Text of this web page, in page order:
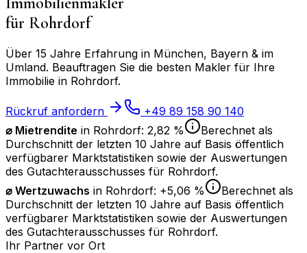
für Rohrdorf
Über 15 Jahre Erfahrung in München, Bayern & im
Umland. Beauftragen Sie die besten Makler für Ihre
Immobilie in Rohrdorf.
Rückruf anfordern
+49 89 158 90 140
⌀ Mietrendite in Rohrdorf: 2,82 %
Berechnet als
Durchschnitt der letzten 10 Jahre auf Basis öffentlich
verfügbarer Marktstatistiken sowie der Auswertungen
des Gutachterausschusses für Rohrdorf.
⌀ Wertzuwachs in Rohrdorf: +5,06 %
Berechnet als
Durchschnitt der letzten 10 Jahre auf Basis öffentlich
verfügbarer Marktstatistiken sowie der Auswertungen
des Gutachterausschusses für Rohrdorf.
Ihr Partner vor Ort